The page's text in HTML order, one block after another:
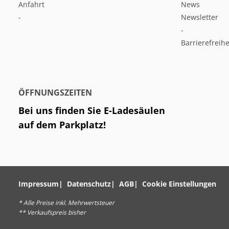
Anfahrt
-
News
Newsletter
-
ÖFFNUNGSZEITEN
Bei uns finden Sie E-Ladesäulen
auf dem Parkplatz!
Impressum Datenschutz AGB Cookie Einstellungen
* Alle Preise inkl. Mehrwertsteuer
** Verkaufspreis bisher